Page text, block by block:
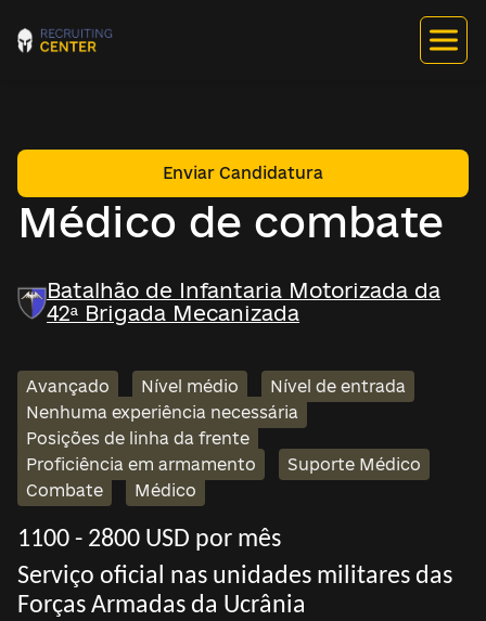
Médico de combate
Enviar Candidatura
Batalhão de Infantaria Motorizada da
42ª Brigada Mecanizada
Avançado Nível médio
Nível de entrada
Nenhuma experiência necessária
Posições de linha da frente
Proficiência em armamento
Suporte Médico
Combate
Médico
1100 - 2800 USD por mês
Serviço oficial nas unidades militares das
Forças Armadas da Ucrânia